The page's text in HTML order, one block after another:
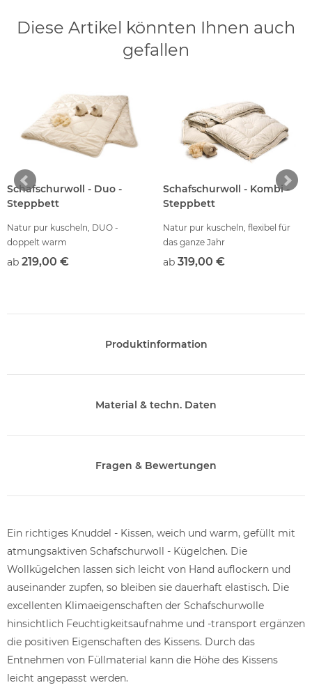
Diese Artikel könnten Ihnen auch
gefallen
Schafschurwoll - Duo -
Steppbett
Natur pur kuscheln, DUO -
doppelt warm
ab 219,00 €
Schafschurwoll - Kombi -
Steppbett
Natur pur kuscheln, flexibel für
das ganze Jahr
ab 319,00 €
Produktinformation
Material & techn. Daten
Fragen & Bewertungen
Ein richtiges Knuddel - Kissen, weich und warm, gefüllt mit
atmungsaktiven Schafschurwoll - Kügelchen. Die
Wollkügelchen lassen sich leicht von Hand auflockern und
auseinander zupfen, so bleiben sie dauerhaft elastisch. Die
excellenten Klimaeigenschaften der Schafschurwolle
hinsichtlich Feuchtigkeitsaufnahme und -transport ergänzen
die positiven Eigenschaften des Kissens. Durch das
Entnehmen von Füllmaterial kann die Höhe des Kissens
leicht angepasst werden.